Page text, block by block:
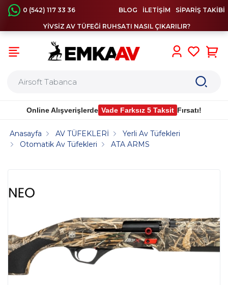
0 (542) 117 33 36 BLOG İLETİŞİM SİPARİŞ TAKİBİ
YİVSİZ AV TÜFEĞİ RUHSATI NASIL ÇIKARILIR?
Online Alışverişlerde Vade Farksız 5 Taksit Fırsatı!
Anasayfa AV TÜFEKLERİ
Yerli Av Tüfekleri
Otomatik Av Tüfekleri
ATA ARMS